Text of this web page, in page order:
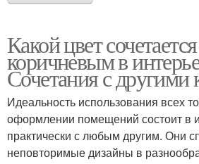
Какой цвет
коричневым в
Сочетания с другими
Идеальность использования всех
оформлении помещений состоит в
практически с любым другим. Они
неповторимые дизайны в